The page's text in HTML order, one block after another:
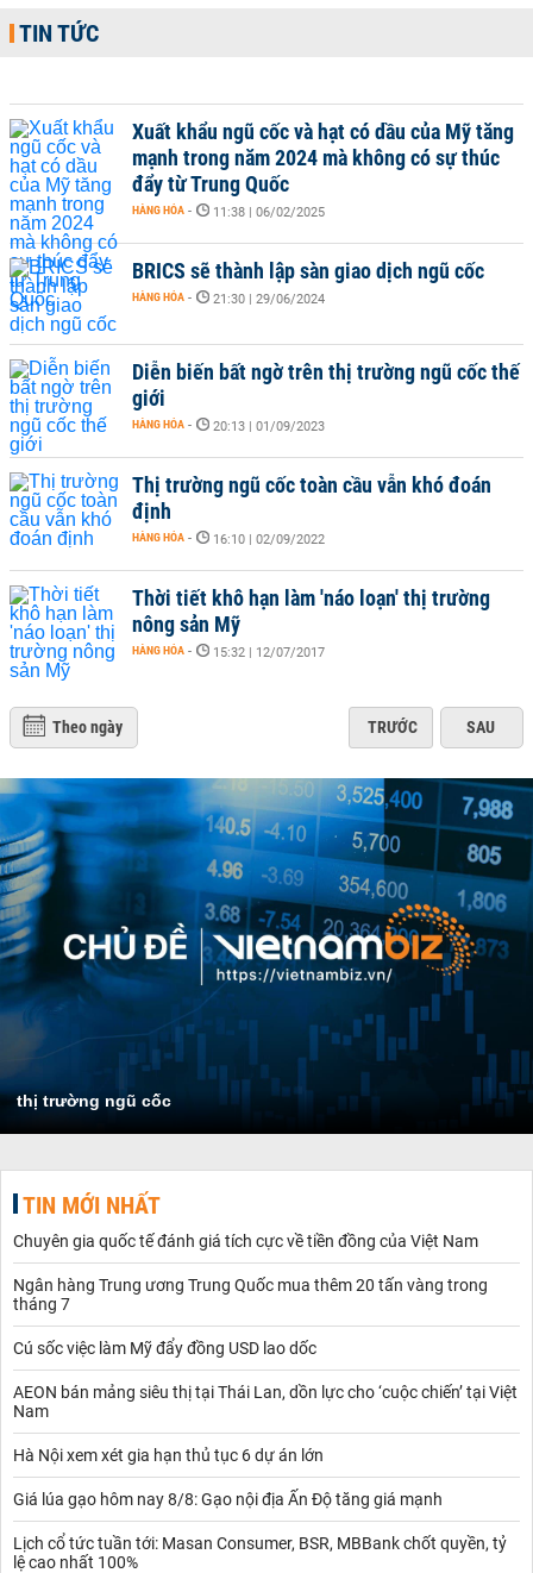
TIN TỨC
Xuất khẩu ngũ cốc và hạt có dầu của Mỹ tăng
mạnh trong năm 2024 mà không có sự thúc
đẩy từ Trung Quốc
HÀNG HÓA - 11:38 | 06/02/2025
BRICS sẽ thành lập sàn giao dịch ngũ cốc
HÀNG HÓA - 21:30 | 29/06/2024
Diễn biến bất ngờ trên thị trường ngũ cốc thế
giới
HÀNG HÓA - 20:13 | 01/09/2023
Thị trường ngũ cốc toàn cầu vẫn khó đoán
định
HÀNG HÓA - 16:10 | 02/09/2022
Thời tiết khô hạn làm 'náo loạn' thị trường
nông sản Mỹ
HÀNG HÓA - 15:32 | 12/07/2017
Theo ngày TRƯỚC SAU
thị trường ngũ cốc
TIN MỚI NHẤT
Chuyên gia quốc tế đánh giá tích cực về tiền đồng của Việt Nam
Ngân hàng Trung ương Trung Quốc mua thêm 20 tấn vàng trong
tháng 7
Cú sốc việc làm Mỹ đẩy đồng USD lao dốc
AEON bán mảng siêu thị tại Thái Lan, dồn lực cho ‘cuộc chiến’ tại Việt
Nam
Hà Nội xem xét gia hạn thủ tục 6 dự án lớn
Giá lúa gạo hôm nay 8/8: Gạo nội địa Ấn Độ tăng giá mạnh
Lịch cổ tức tuần tới: Masan Consumer, BSR, MBBank chốt quyền, tỷ
lệ cao nhất 100%